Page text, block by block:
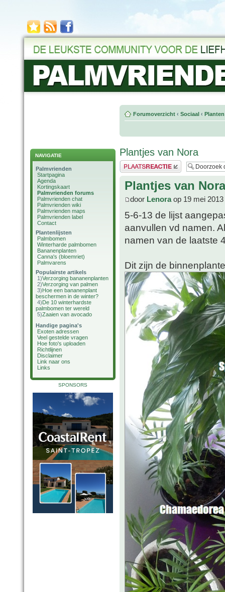
NAVIGATIE
Palmvrienden
Startpagina
Agenda
Kortingskaart
Palmvrienden forums
Palmvrienden chat
Palmvrienden wiki
Palmvrienden maps
Palmvrienden label
Contact
Plantenlijsten
Palmbomen
Winterharde palmbomen
Bananenplanten
Canna's (bloemriet)
Palmvarens
Populairste artikels
1)Verzorging bananenplanten
2)Verzorging van palmen
3)Hoe een bananenplant
beschermen in de winter?
4)De 10 winterhardste
palmbomen ter wereld
5)Zaaien van avocado
Handige pagina's
Exoten adressen
Veel gestelde vragen
Hoe foto's uploaden
Richtlijnen
Disclaimer
Link naar ons
Links
SPONSORS
Forumoverzicht ‹ Sociaal ‹
Plantjes van Nora
Plaats een reactie
Plantjes van Nora
door Lenoraop 19 mei 2013
5-6-13 de lijst
aanvullen vd namen.
namen van de laatste
Dit zijn de